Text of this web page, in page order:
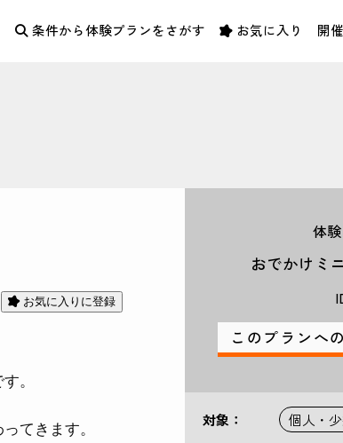
条件から体験プランをさがす お気に入り 開
お気に入りに登録
。
てきます。
体
おでかけミ
このプランへ
対象： 個人・